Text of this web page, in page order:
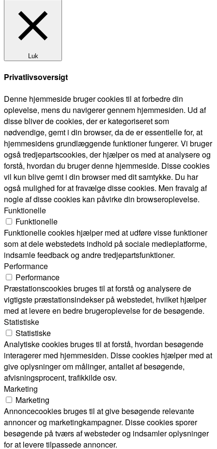
Luk
Privatlivsoversigt
Denne hjemmeside bruger cookies til at forbedre din
oplevelse, mens du navigerer gennem hjemmesiden. Ud af
disse bliver de cookies, der er kategoriseret som
nødvendige, gemt i din browser, da de er essentielle for, at
hjemmesidens grundlæggende funktioner fungerer. Vi bruger
også tredjepartscookies, der hjælper os med at analysere og
forstå, hvordan du bruger denne hjemmeside. Disse cookies
vil kun blive gemt i din browser med dit samtykke. Du har
også mulighed for at fravælge disse cookies. Men fravalg af
nogle af disse cookies kan påvirke din browseroplevelse.
Funktionelle
Funktionelle
Funktionelle cookies hjælper med at udføre visse funktioner
som at dele webstedets indhold på sociale medieplatforme,
indsamle feedback og andre tredjepartsfunktioner.
Performance
Performance
Præstationscookies bruges til at forstå og analysere de
vigtigste præstationsindekser på webstedet, hvilket hjælper
med at levere en bedre brugeroplevelse for de besøgende.
Statistiske
Statistiske
Analytiske cookies bruges til at forstå, hvordan besøgende
interagerer med hjemmesiden. Disse cookies hjælper med at
give oplysninger om målinger, antallet af besøgende,
afvisningsprocent, trafikkilde osv.
Marketing
Marketing
Annoncecookies bruges til at give besøgende relevante
annoncer og marketingkampagner. Disse cookies sporer
besøgende på tværs af websteder og indsamler oplysninger
for at levere tilpassede annoncer.